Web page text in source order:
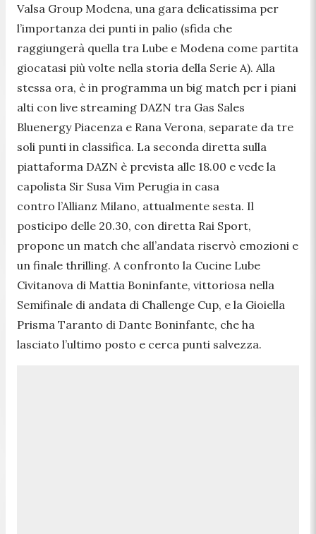
Valsa Group Modena, una gara delicatissima per
l’importanza dei punti in palio (sfida che
raggiungerà quella tra Lube e Modena come partita
giocatasi più volte nella storia della Serie A). Alla
stessa ora, è in programma un big match per i piani
alti con live streaming DAZN tra Gas Sales
Bluenergy Piacenza e Rana Verona, separate da tre
soli punti in classifica. La seconda diretta sulla
piattaforma DAZN è prevista alle 18.00 e vede la
capolista Sir Susa Vim Perugia in casa
contro l’Allianz Milano, attualmente sesta. Il
posticipo delle 20.30, con diretta Rai Sport,
propone un match che all’andata riservò emozioni e
un finale thrilling. A confronto la Cucine Lube
Civitanova di Mattia Boninfante, vittoriosa nella
Semifinale di andata di Challenge Cup, e la Gioiella
Prisma Taranto di Dante Boninfante, che ha
lasciato l’ultimo posto e cerca punti salvezza.